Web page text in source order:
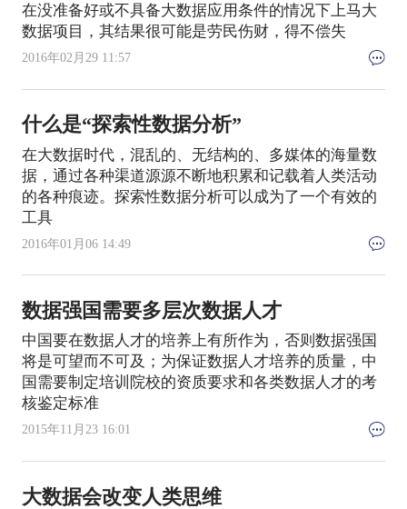
在没准备好或不具备大数据应用条件的情况下上马大
数据项目，其结果很可能是劳民伤财，得不偿失
2016年02月29 11:57
什么是“探索性数据分析”
在大数据时代，混乱的、无结构的、多媒体的海量数
据，通过各种渠道源源不断地积累和记载着人类活动
的各种痕迹。探索性数据分析可以成为了一个有效的
工具
2016年01月06 14:49
数据强国需要多层次数据人才
中国要在数据人才的培养上有所作为，否则数据强国
将是可望而不可及；为保证数据人才培养的质量，中
国需要制定培训院校的资质要求和各类数据人才的考
核鉴定标准
2015年11月23 16:01
大数据会改变人类思维